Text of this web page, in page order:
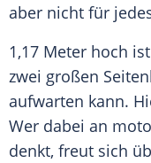
aber nicht für
1,17 Meter hoch
zwei großen
aufwarten kann.
Wer dabei an
denkt, freut sich